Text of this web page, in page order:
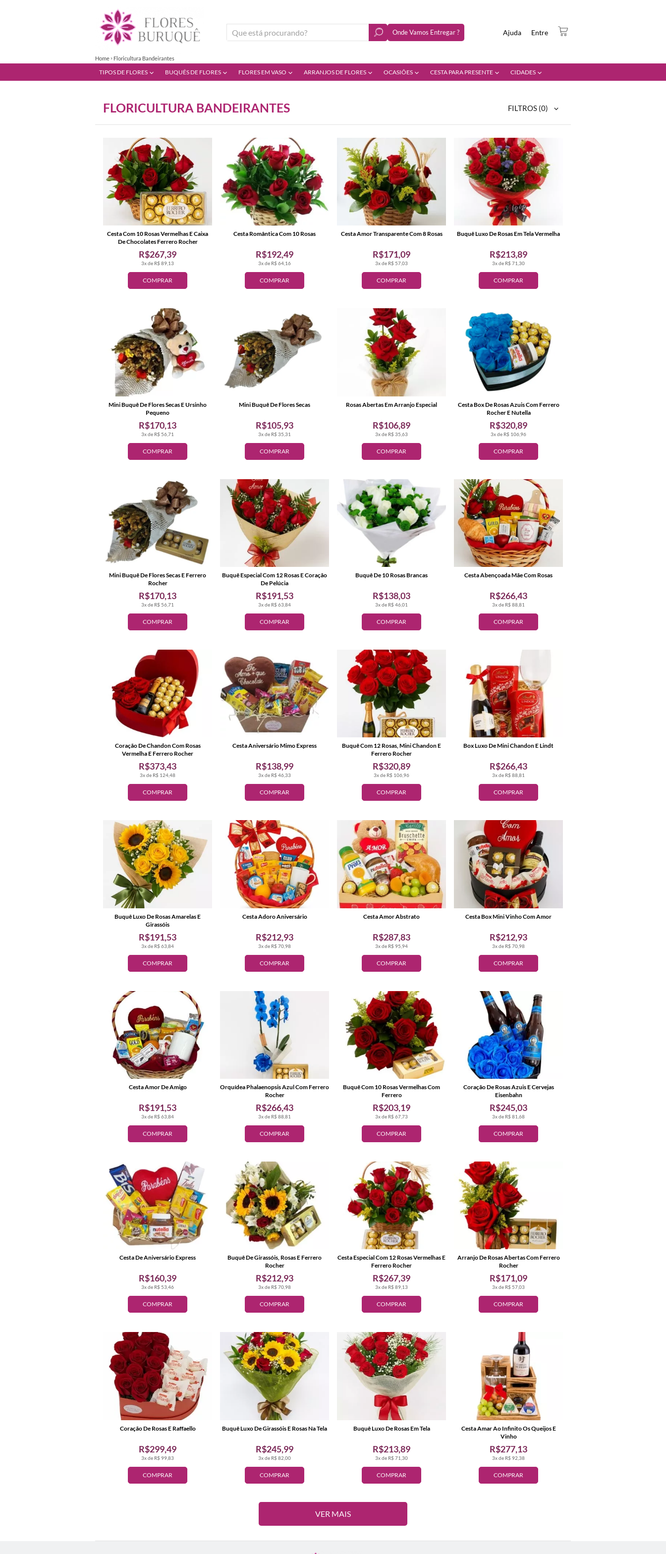
Onde Vamos Entregar ? Entre
Ajuda
TIPOS DE FLORES BUQUÊS DE FLORES FLORES EM VASO ARRANJOS DE FLORES OCASIÕES CESTA PARA PRESENTE CIDADES
Home Floricultura Bandeirantes
FLORICULTURA BANDEIRANTES FILTROS (0)
COMPRAR
3x de R$ 89,13
R$267,39
Cesta Com 10 Rosas Vermelhas E Caixa
De Chocolates Ferrero Rocher
COMPRAR
3x de R$ 64,16
R$192,49
Cesta Romântica Com 10 Rosas
COMPRAR
3x de R$ 57,03
R$171,09
Cesta Amor Transparente Com 8 Rosas
COMPRAR
3x de R$ 71,30
R$213,89
Buquê Luxo De Rosas Em Tela Vermelha
COMPRAR
3x de R$ 56,71
R$170,13
Mini Buquê De Flores Secas E Ursinho
Pequeno
COMPRAR
3x de R$ 35,31
R$105,93
Mini Buquê De Flores Secas
COMPRAR
3x de R$ 35,63
R$106,89
Rosas Abertas Em Arranjo Especial
COMPRAR
3x de R$ 106,96
R$320,89
Cesta Box De Rosas Azuis Com Ferrero
Rocher E Nutella
COMPRAR
3x de R$ 56,71
R$170,13
Mini Buquê De Flores Secas E Ferrero
Rocher
COMPRAR
3x de R$ 63,84
R$191,53
Buquê Especial Com 12 Rosas E Coração
De Pelúcia
COMPRAR
3x de R$ 46,01
R$138,03
Buquê De 10 Rosas Brancas
COMPRAR
3x de R$ 88,81
R$266,43
Cesta Abençoada Mãe Com Rosas
COMPRAR
3x de R$ 124,48
R$373,43
Coração De Chandon Com Rosas
Vermelha E Ferrero Rocher
COMPRAR
3x de R$ 46,33
R$138,99
Cesta Aniversário Mimo Express
COMPRAR
3x de R$ 106,96
R$320,89
Buquê Com 12 Rosas, Mini Chandon E
Ferrero Rocher
COMPRAR
3x de R$ 88,81
R$266,43
Box Luxo De Mini Chandon E Lindt
COMPRAR
3x de R$ 63,84
R$191,53
Buquê Luxo De Rosas Amarelas E
Girassóis
COMPRAR
3x de R$ 70,98
R$212,93
Cesta Adoro Aniversário
COMPRAR
3x de R$ 95,94
R$287,83
Cesta Amor Abstrato
COMPRAR
3x de R$ 70,98
R$212,93
Cesta Box Mini Vinho Com Amor
COMPRAR
3x de R$ 63,84
R$191,53
Cesta Amor De Amigo
COMPRAR
3x de R$ 88,81
R$266,43
Orquídea Phalaenopsis Azul Com Ferrero
Rocher
COMPRAR
3x de R$ 67,73
R$203,19
Buquê Com 10 Rosas Vermelhas Com
Ferrero
COMPRAR
3x de R$ 81,68
R$245,03
Coração De Rosas Azuis E Cervejas
Eisenbahn
COMPRAR
3x de R$ 53,46
R$160,39
Cesta De Aniversário Express
COMPRAR
3x de R$ 70,98
R$212,93
Buquê De Girassóis, Rosas E Ferrero
Rocher
COMPRAR
3x de R$ 89,13
R$267,39
Cesta Especial Com 12 Rosas Vermelhas E
Ferrero Rocher
COMPRAR
3x de R$ 57,03
R$171,09
Arranjo De Rosas Abertas Com Ferrero
Rocher
COMPRAR
3x de R$ 99,83
R$299,49
Coração De Rosas E Raffaello
COMPRAR
3x de R$ 82,00
R$245,99
Buquê Luxo De Girassóis E Rosas Na Tela
COMPRAR
3x de R$ 71,30
R$213,89
Buquê Luxo De Rosas Em Tela
COMPRAR
3x de R$ 92,38
R$277,13
Cesta Amar Ao Infinito Os Queijos E
Vinho
VER MAIS